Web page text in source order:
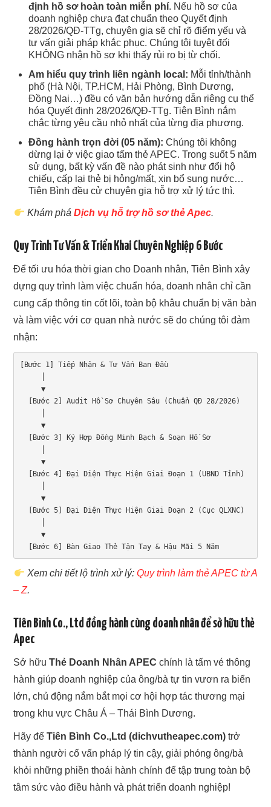
định hồ sơ hoàn toàn miễn phí. Nếu hồ sơ của
doanh nghiệp chưa đạt chuẩn theo Quyết định
28/2026/QĐ-TTg, chuyên gia sẽ chỉ rõ điểm yếu và
tư vấn giải pháp khắc phục. Chúng tôi tuyệt đối
KHÔNG nhận hồ sơ khi thấy rủi ro bị từ chối.
Am hiểu quy trình liên ngành local: Mỗi tỉnh/thành
phố (Hà Nội, TP.HCM, Hải Phòng, Bình Dương,
Đồng Nai…) đều có văn bản hướng dẫn riêng cụ thể
hóa Quyết định 28/2026/QĐ-TTg. Tiên Bình nắm
chắc từng yêu cầu nhỏ nhất của từng địa phương.
Đồng hành trọn đời (05 năm): Chúng tôi không
dừng lại ở việc giao tấm thẻ APEC. Trong suốt 5 năm
sử dụng, bất kỳ vấn đề nào phát sinh như đổi hộ
chiếu, cấp lại thẻ bị hỏng/mất, xin bổ sung nước…
Tiên Bình đều cử chuyên gia hỗ trợ xử lý tức thì.
Khám phá Dịch vụ hỗ trợ hồ sơ thẻ Apec.
Quy Trình Tư Vấn & Triển Khai Chuyên Nghiệp 6 Bước
Để tối ưu hóa thời gian cho Doanh nhân, Tiên Bình xây
dựng quy trình làm việc chuẩn hóa, doanh nhân chỉ cần
cung cấp thông tin cốt lõi, toàn bộ khâu chuẩn bị văn bản
và làm việc với cơ quan nhà nước sẽ do chúng tôi đảm
nhận:
[Bước 1] Tiếp Nhận & Tư Vấn Ban Đầu
  [Bước 6] Bàn Giao Thẻ Tận Tay & Hậu Mãi 5 Năm
Xem chi tiết lộ trình xử lý: Quy trình làm thẻ APEC từ A
– Z.
Tiên Bình Co., Ltd đồng hành cùng doanh nhân để sở hữu thẻ
Apec
Sở hữuThẻ Doanh Nhân APEC chính là tấm vé thông
hành giúp doanh nghiệp của ông/bà tự tin vươn ra biển
lớn, chủ động nắm bắt mọi cơ hội hợp tác thương mại
trong khu vực Châu Á – Thái Bình Dương.
Hãy đểTiên Bình Co.,Ltd (dichvutheapec.com) trở
thành người cố vấn pháp lý tin cậy, giải phóng ông/bà
khỏi những phiền thoái hành chính để tập trung toàn bộ
tâm sức vào điều hành và phát triển doanh nghiệp!